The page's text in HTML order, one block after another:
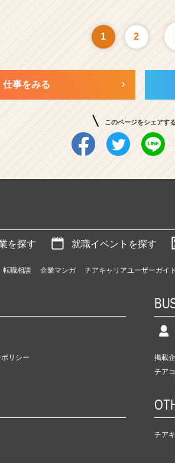
1 2
仕事をみる
このページをシェアする
を探す 就職イベントを探す
転職相談 企業マンガ チアキャリアユーザーガイ
リシー 掲載
チア
チア